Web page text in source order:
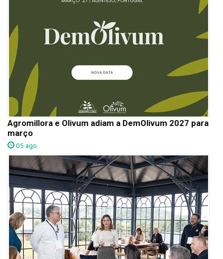
Agromillora e Olivum adiam a DemOlivum 2027 para
março
05 ago